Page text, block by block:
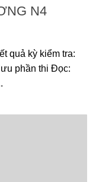
N4
quả kỳ kiểm tra:
phần thi Đọc: